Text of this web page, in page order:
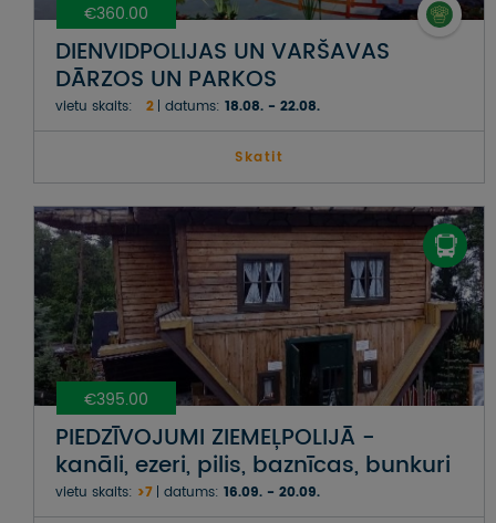
€360.00
DIENVIDPOLIJAS UN VARŠAVAS
DĀRZOS UN PARKOS
vietu skaits: 2 datums: 18.08. - 22.08.
Skatit
€395.00
PIEDZĪVOJUMI ZIEMEĻPOLIJĀ -
kanāli, ezeri, pilis, baznīcas, bunkuri
vietu skaits: >7 datums: 16.09. - 20.09.